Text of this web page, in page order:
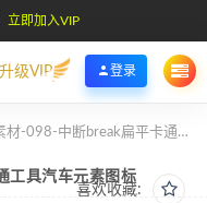
立即加入VIP
升级VIP 登录
098-中断break扁平卡通交通工具汽车元素图标
喜欢收藏:
工具汽车元素图标